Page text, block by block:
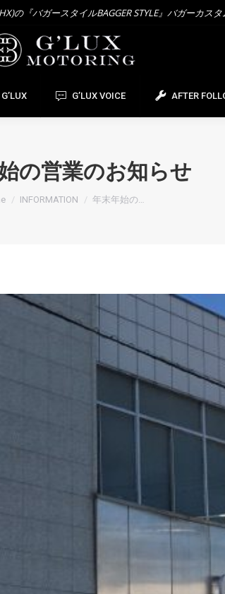
の『バガースタイルBAGGER STYLE』バガーカス
G’LUX VOICE AFTER
の営業のお知らせ
here:
INFORMATION 年末年始の…